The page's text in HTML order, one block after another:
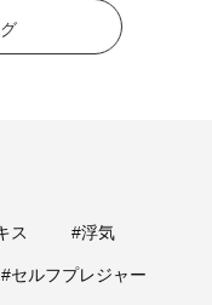
ス #浮気
#セルフプレジャー